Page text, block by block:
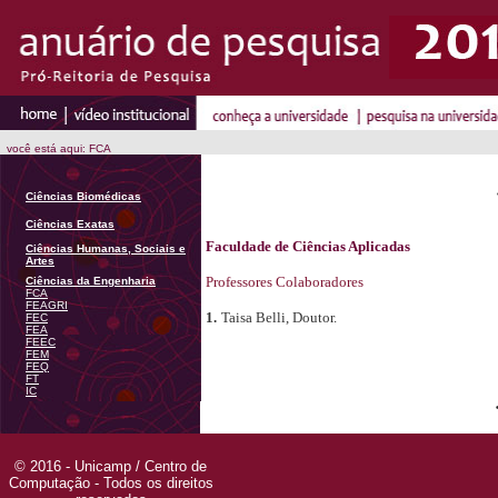
você está aqui: FCA
Ciências Biomédicas
Ciências Exatas
Ciências Humanas, Sociais e
Artes
Ciências da Engenharia
FCA
FEAGRI
FEC
FEA
FEEC
FEM
FEQ
FT
IC
Faculdade de Ciências Aplicadas
Professores Colaboradores
1. Taisa Belli, Doutor.
© 2016 - Unicamp / Centro de
Computação - Todos os direitos